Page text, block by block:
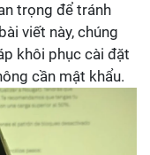
trọng để tránh
viết này, chúng
khôi phục cài đặt
cần mật khẩu.